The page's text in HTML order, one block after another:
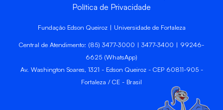
Política de Privacidade
Fundação Edson Queiroz | Universidade de Fortaleza
Central de Atendimento: (85) 3477-3000 | 3477-3400 | 99246-
6625 (WhatsApp)
Av. Washington Soares, 1321 - Edson Queiroz - CEP 60811-905 -
Fortaleza / CE - Brasil